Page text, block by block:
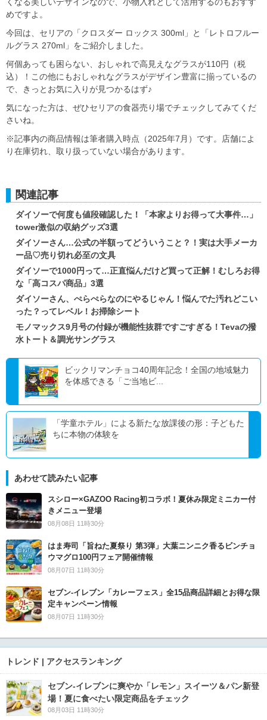
めですよ。
今回は、セリアの「クロスダー ロックス 300ml」と「レトロフルー
ルグラス 270ml」をご紹介しました。
何個あっても困らない、おしゃれで高見えなグラスが110円（税
込）！この他にもおしゃれなグラスがデザイン豊富に揃っているの
で、きっとお気に入りが見つかるはず♪
気になった方は、ぜひセリアの食器売り場でチェックしてみてくだ
さいね。
※記事内の商品情報は筆者購入時点（2025年7月）です。店舗によ
り在庫切れ、取り扱っていない場合があります。
関連記事
ダイソーで何度も値段確認した！「本家よりお得って大事件…」
tower激似の収納グッズ3選
ダイソーさん…公式の半額ってどういうこと？！実は大手メーカ
ー品♡売り切れ必至の文具
ダイソーで1000円って…正直悩んだけど買って正解！むしろお得
な「高コスパ商品」3選
ダイソーさん、ぺらぺらなのにやるじゃん！悩んでた汚れどこい
った？ってレベル！お掃除シート
モノマックス9月号の付録が機能性抜群ですごすぎる！Tevaの撥
水トート＆調光サングラス
ビックリマンチョコ40周年記念！全国の地域魅力
を体感できる「ご当地ビ...
「学童ホテル」による新たな放課後の形：子どもた
ちに本物の体験を
あわせて読みたい記事
スシロー×GAZOO Racing初コラボ！夏休み限定ミニカー付
きメニュー登場
08月08日 11時30分
はま寿司「旨ねた夏祭り 第3弾」大葉ニンニク香るビンチョ
ウマグロ100円フェア開催情報
08月07日 11時30分
セブン‐イレブン「カレーフェス」全15品商品詳細とお得な限
定キャンペーン情報
08月07日 11時30分
トレンド | アクセスランキング
セブン‐イレブンに爽やか「レモン」スイーツ＆パン新登
場！夏に食べたい限定商品をチェック
08月03日 11時30分